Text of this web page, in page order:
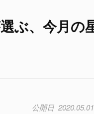
ぶ、今月の